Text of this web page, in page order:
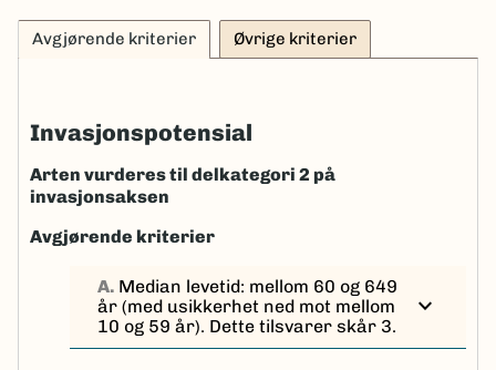
Avgjørende kriterier Øvrige kriterier
Invasjonspotensial
Arten vurderes til delkategori 2 på
invasjonsaksen
Avgjørende kriterier
A. Median levetid: mellom 60 og 649
år (med usikkerhet ned mot mellom
10 og 59 år). Dette tilsvarer skår 3.
expand_more